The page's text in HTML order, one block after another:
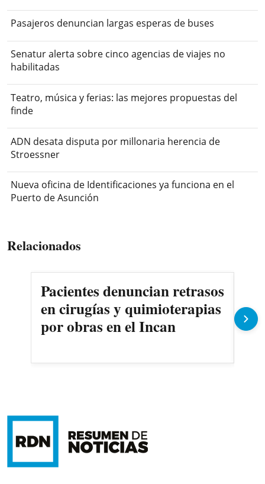
Pasajeros denuncian largas esperas de buses
Senatur alerta sobre cinco agencias de viajes no
habilitadas
Teatro, música y ferias: las mejores propuestas del
finde
ADN desata disputa por millonaria herencia de
Stroessner
Nueva oficina de Identificaciones ya funciona en el
Puerto de Asunción
Relacionados
Pacientes denuncian retrasos
en cirugías y quimioterapias
por obras en el Incan